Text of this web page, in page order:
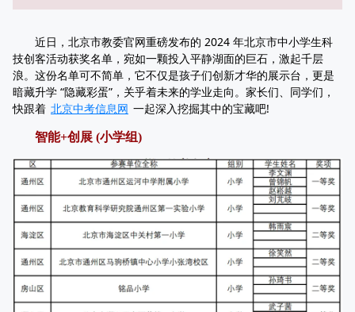
近日，北京市教委官网重磅发布的 2024 年北京市中小学生科
技创客活动获奖名单，宛如一颗投入平静湖面的巨石，激起千层
浪。这份名单可不简单，它不仅是孩子们创新才华的展示台，更是
暗藏升学 “隐藏彩蛋”，关乎着未来的学业走向。家长们、同学们，
快跟着 北京中考信息网 一起深入挖掘其中的宝藏吧!
智能+创展 (小学组)